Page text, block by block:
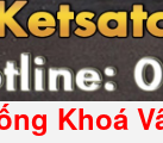
Khoá